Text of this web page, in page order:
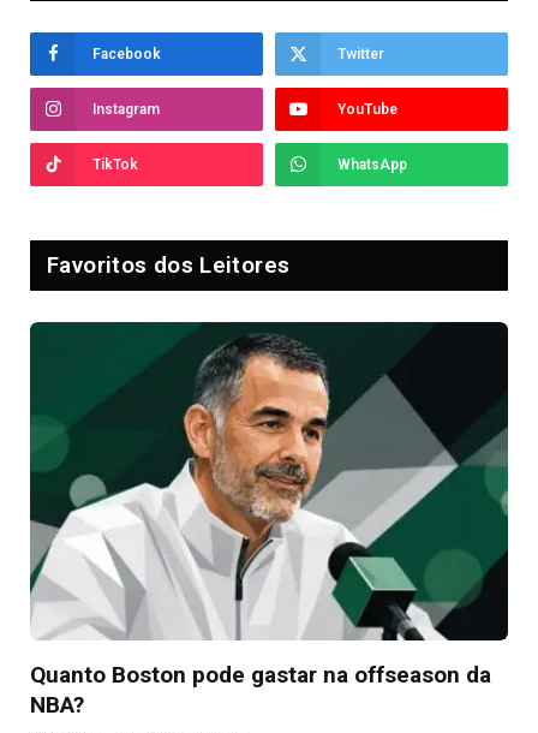
Facebook Twitter
Instagram YouTube
TikTok WhatsApp
Favoritos dos Leitores
Quanto Boston pode gastar na offseason da
NBA?